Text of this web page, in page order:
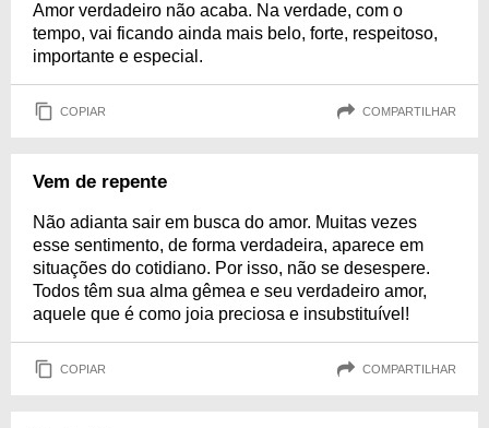
Amor verdadeiro não acaba. Na verdade, com o
tempo, vai ficando ainda mais belo, forte, respeitoso,
importante e especial.
COPIAR COMPARTILHAR
Vem de repente
Não adianta sair em busca do amor. Muitas vezes
esse sentimento, de forma verdadeira, aparece em
situações do cotidiano. Por isso, não se desespere.
Todos têm sua alma gêmea e seu verdadeiro amor,
aquele que é como joia preciosa e insubstituível!
COPIAR COMPARTILHAR